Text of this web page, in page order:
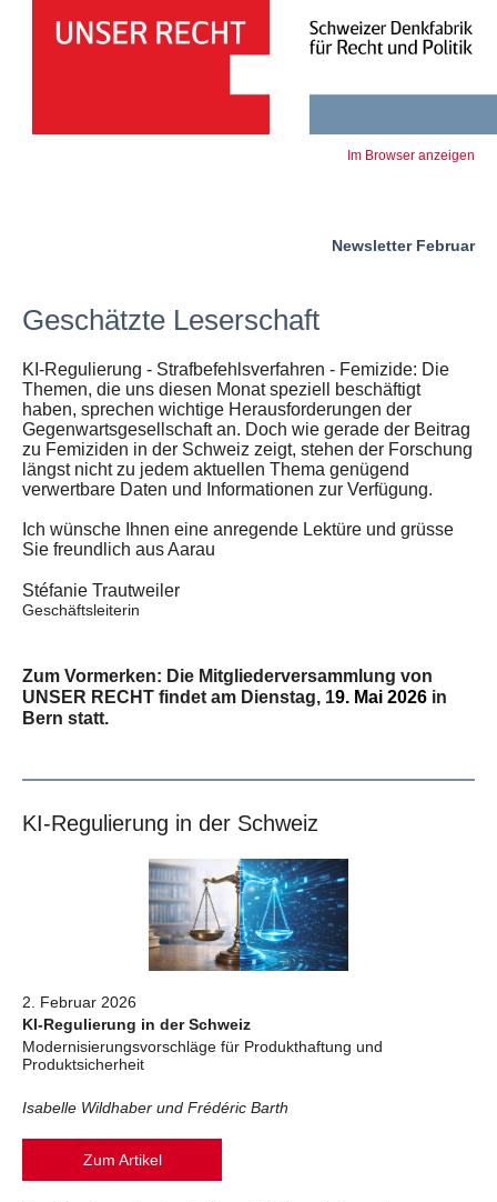
Im Browser anzeigen
Newsletter Februar
Geschätzte Leserschaft
KI-Regulierung - Strafbefehlsverfahren - Femizide: Die
Themen, die uns diesen Monat speziell beschäftigt
haben, sprechen wichtige Herausforderungen der
Gegenwartsgesellschaft an. Doch wie gerade der Beitrag
zu Femiziden in der Schweiz zeigt, stehen der Forschung
längst nicht zu jedem aktuellen Thema genügend
verwertbare Daten und Informationen zur Verfügung.
Ich wünsche Ihnen eine anregende Lektüre und grüsse
Sie freundlich aus Aarau
Stéfanie Trautweiler
Geschäftsleiterin
Zum Vormerken: Die Mitgliederversammlung von
UNSER RECHT findet am Dienstag, 19. Mai 2026 in
Bern statt.
KI-Regulierung in der Schweiz
2. Februar 2026
KI-Regulierung in der Schweiz
Modernisierungsvorschläge für Produkthaftung und
Produktsicherheit
Isabelle Wildhaber und Frédéric Barth
Zum Artikel